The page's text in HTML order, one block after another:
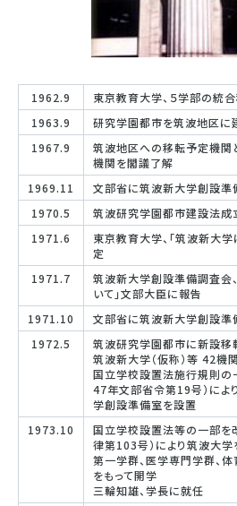
1962.9
東京教育大学、５学部の統
1963.9
研究学園都市を筑波地区に
1967.9
筑波地区への移転予定機関
機関を閣議了解
1969.11
文部省に筑波新大学創設準
1970.5
筑波研究学園都市建設法成
1971.6
東京教育大学、「筑波新大
定
1971.7
筑波新大学創設準備調査会
いて」文部大臣に報告
1971.10
文部省に筑波新大学創設準
1972.5
筑波研究学園都市に新設移
筑波新大学（仮称）等 42機
国立学校設置法施行規則の
47年文部省令第19号）に
学創設準備室を設置
1973.10
国立学校設置法等の一部を
律第103号）により筑波大学
第一学群、医学専門学群、
をもって開学
三輪知雄、学長に就任